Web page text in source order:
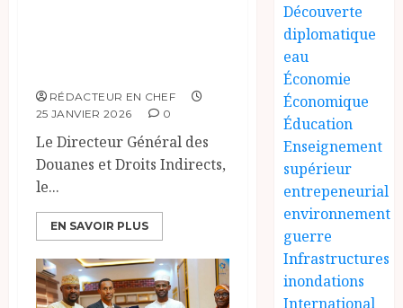
RÉDACTEUR EN CHEF
25 JANVIER 2026
0
Le Directeur Général des
Douanes et Droits Indirects,
le...
EN SAVOIR PLUS
Découverte
diplomatique
eau
Économie
Économique
Éducation
Enseignement
supérieur
entrepeneurial
environnement
guerre
Infrastructures
inondations
International